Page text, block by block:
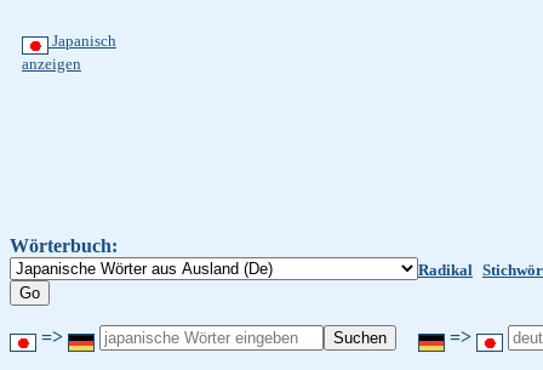
Japanisch
anzeigen
Wörterbuch:
Radikal
=> =>